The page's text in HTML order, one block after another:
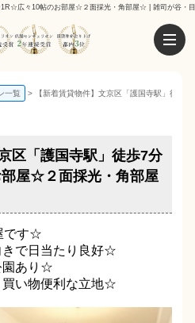
広々10帖のお部屋☆２面採光・角部屋☆ | 雑司が谷・
一覧 【新着賃貸物件】文京区「護国寺駅」徒
区「護国寺駅」徒歩7分
屋☆２面採光・角部屋
です☆
で日当たり良好☆
園あり☆
買い物便利な立地☆